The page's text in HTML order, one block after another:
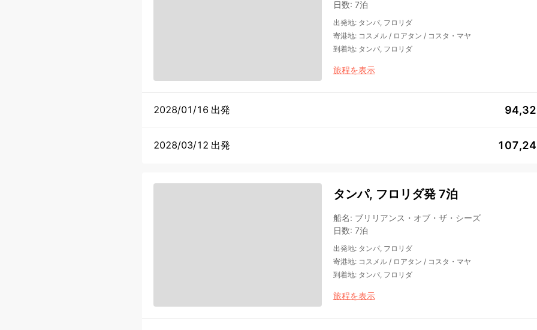
日数: 7泊
出発地: タンパ, フロリダ
寄港地: コスメル/ ロアタン / コスタ・マヤ
到着地: タンパ, フロリダ
旅程を表示
2028/01/16 出発
2028/03/12 出発
タンパ, フロリダ発 7泊
船名: ブリリアンス・オブ・ザ・シーズ
日数: 7泊
出発地: タンパ, フロリダ
寄港地: コスメル/ ロアタン / コスタ・マヤ
到着地: タンパ, フロリダ
旅程を表示